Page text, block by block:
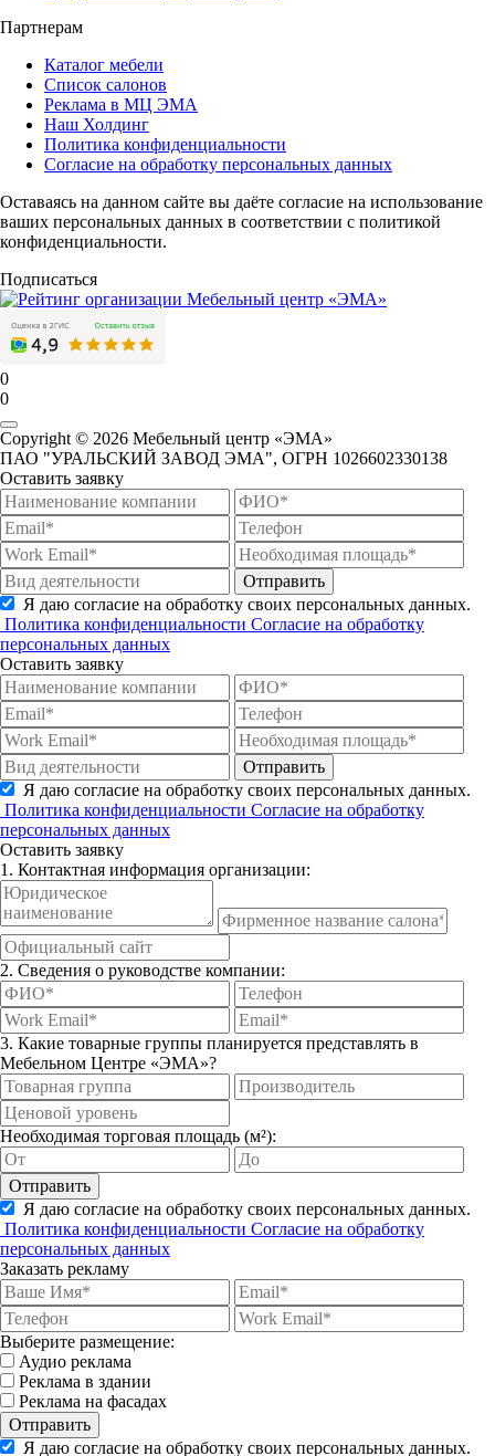
Партнерам
Каталог мебели
Список салонов
Реклама в МЦ ЭМА
Наш Холдинг
Политика конфиденциальности
Согласие на обработку персональных данных
Оставаясь на данном сайте вы даёте согласие на использование
ваших персональных данных в соответствии с политикой
конфиденциальности.
Подписаться
0
0
Copyright © 2026 Мебельный центр «ЭМА»
ПАО "УРАЛЬСКИЙ ЗАВОД ЭМА", ОГРН 1026602330138
Оставить заявку
Отправить
Я даю согласие на обработку своих персональных данных.
Политика конфиденциальности Согласие на обработку
персональных данных
Оставить заявку
Отправить
Я даю согласие на обработку своих персональных данных.
Политика конфиденциальности Согласие на обработку
персональных данных
Оставить заявку
1. Контактная информация организации:
2. Сведения о руководстве компании:
3. Какие товарные группы планируется представлять в
Мебельном Центре «ЭМА»?
Необходимая торговая площадь (м²):
Отправить
Я даю согласие на обработку своих персональных данных.
Политика конфиденциальности Согласие на обработку
персональных данных
Заказать рекламу
Выберите размещение:
Аудио реклама
Реклама в здании
Реклама на фасадах
Отправить
Я даю согласие на обработку своих персональных данных.